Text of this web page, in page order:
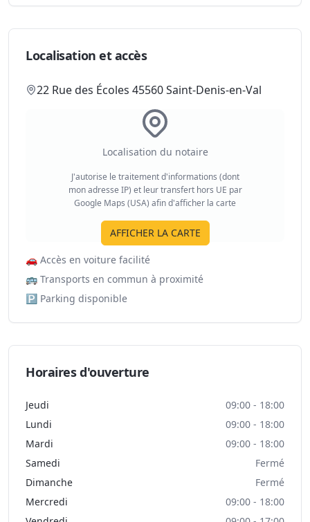
Localisation et accès
22 Rue des Écoles 45560 Saint-Denis-en-Val
Localisation du notaire
J'autorise le traitement d'informations (dont
mon adresse IP) et leur transfert hors UE par
Google Maps (USA) afin d'afficher la carte
AFFICHER LA CARTE
🚗 Accès en voiture facilité
🚌 Transports en commun à proximité
🅿️ Parking disponible
Horaires d'ouverture
Jeudi
09:00 - 18:00
Lundi
09:00 - 18:00
Mardi
09:00 - 18:00
Samedi
Fermé
Dimanche
Fermé
Mercredi
09:00 - 18:00